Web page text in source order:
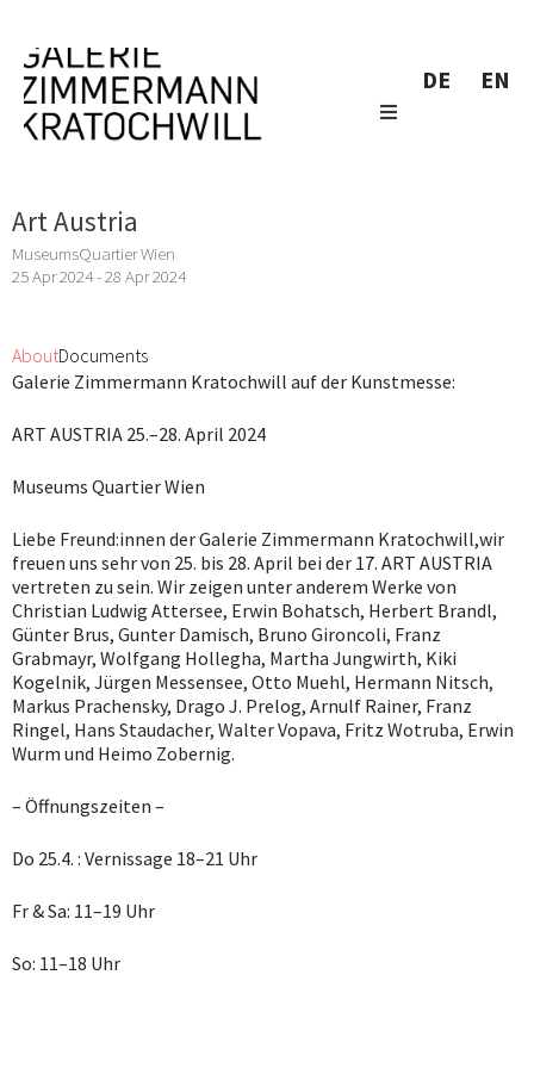
DE EN
Art Austria
MuseumsQuartier Wien
25 Apr 2024 - 28 Apr 2024
AboutDocuments
Galerie Zimmermann Kratochwill auf der Kunstmesse:
ART AUSTRIA 25.–28. April 2024
Museums Quartier Wien
Liebe Freund:innen der Galerie Zimmermann Kratochwill,wir
freuen uns sehr von 25. bis 28. April bei der 17. ART AUSTRIA
vertreten zu sein. Wir zeigen unter anderem Werke von
Christian Ludwig Attersee, Erwin Bohatsch, Herbert Brandl,
Günter Brus, Gunter Damisch, Bruno Gironcoli, Franz
Grabmayr, Wolfgang Hollegha, Martha Jungwirth, Kiki
Kogelnik, Jürgen Messensee, Otto Muehl, Hermann Nitsch,
Markus Prachensky, Drago J. Prelog, Arnulf Rainer, Franz
Ringel, Hans Staudacher, Walter Vopava, Fritz Wotruba, Erwin
Wurm und Heimo Zobernig.
– Öffnungszeiten –
Do 25.4. : Vernissage 18–21 Uhr
Fr & Sa: 11–19 Uhr
So: 11–18 Uhr